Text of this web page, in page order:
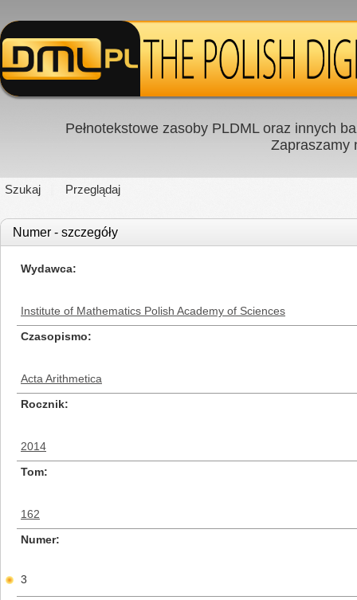
Pełnotekstowe zasoby PLDML oraz innych
Zapraszamy
Szukaj Przeglądaj
Numer - szczegóły
Wydawca
Institute of Mathematics Polish Academy of Sciences
Czasopismo
Acta Arithmetica
Rocznik
2014
Tom
162
Numer
3